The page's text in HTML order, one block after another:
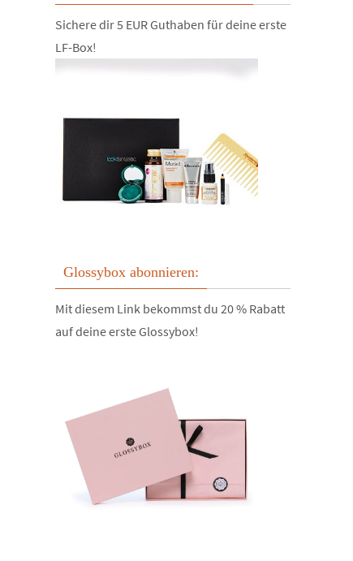
Sichere dir 5 EUR Guthaben für deine erste
LF-Box!
Glossybox abonnieren:
Mit diesem Link bekommst du 20 % Rabatt
auf deine erste Glossybox!